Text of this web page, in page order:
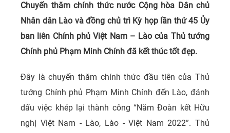
Chuyến thăm chính thức nước Cộng hòa Dân chủ
Nhân dân Lào và đồng chủ trì Kỳ họp lần thứ 45 Ủy
ban liên Chính phủ Việt Nam – Lào của Thủ tướng
Chính phủ Phạm Minh Chính đã kết thúc tốt đẹp.
Đây là chuyến thăm chính thức đầu tiên của Thủ
tướng Chính phủ Phạm Minh Chính đến Lào, đánh
dấu việc khép lại thành công “Năm Đoàn kết Hữu
nghị Việt Nam - Lào, Lào - Việt Nam 2022”. Thủ